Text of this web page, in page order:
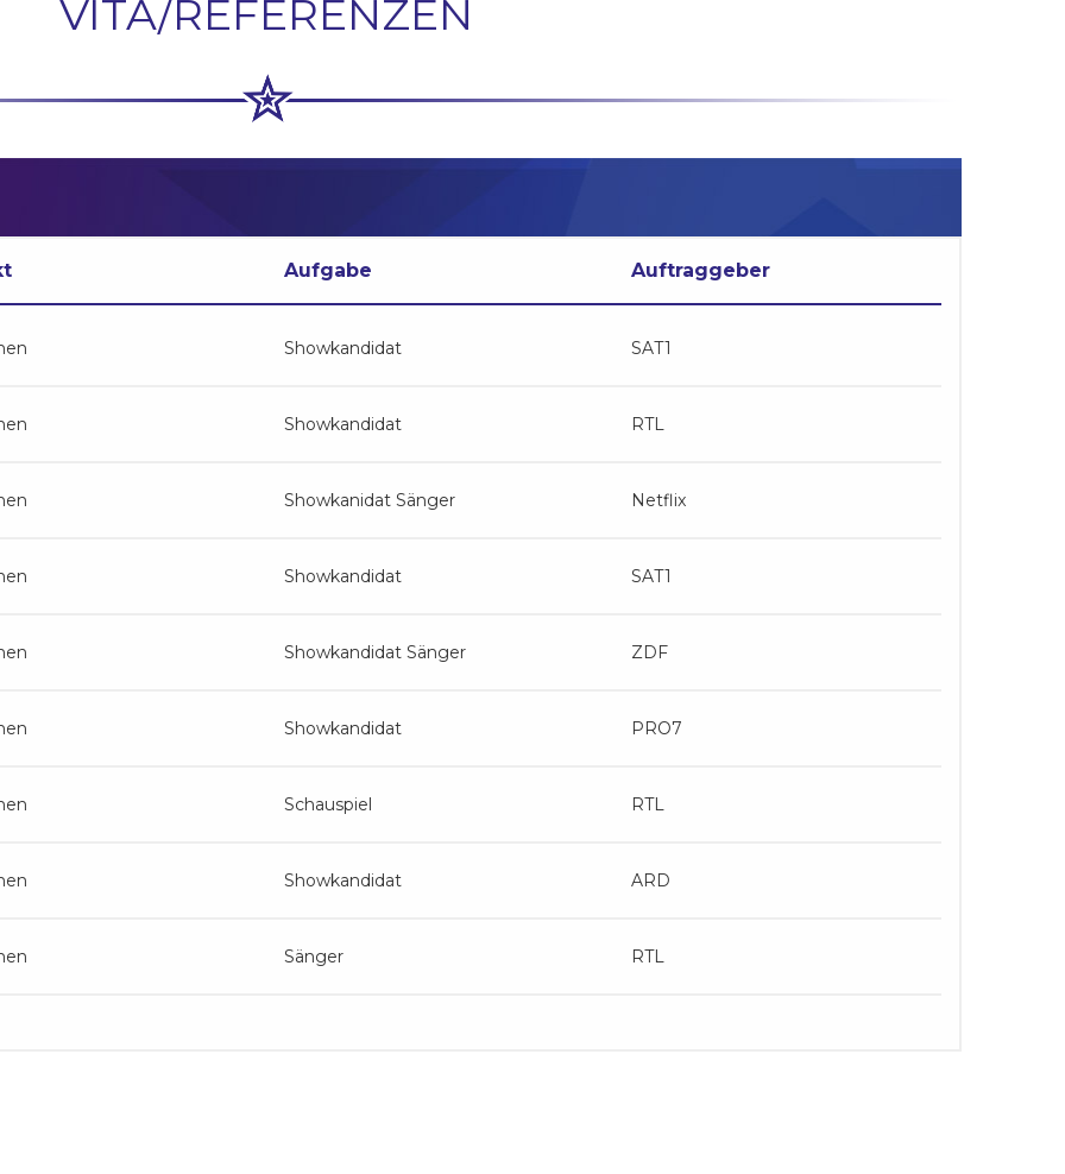
VITA/REFERENZEN
Aufgabe Auftraggeber
Showkandidat SAT1
Showkandidat RTL
Showkanidat Sänger Netflix
Showkandidat SAT1
Showkandidat Sänger ZDF
Showkandidat PRO7
Schauspiel RTL
Showkandidat ARD
Sänger RTL